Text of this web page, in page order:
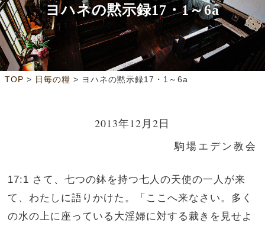
ヨハネの黙示録17・1～6a
TOP > 日毎の糧 > ヨハネの黙示録17・1～6a
2013年12月2日
駒場エデン教会
17:1 さて、七つの鉢を持つ七人の天使の一人が来
て、わたしに語りかけた。「ここへ来なさい。多く
の水の上に座っている大淫婦に対する裁きを見せよ